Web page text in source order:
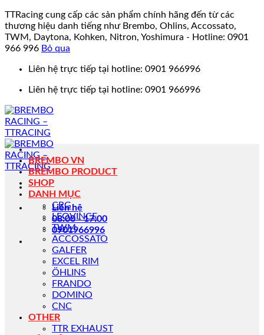
TTRacing cung cấp các sản phẩm chính hãng đến từ các
thương hiệu danh tiếng như Brembo, Ohlins, Accossato,
TWM, Daytona, Kohken, Nitron, Yoshimura - Hotline: 0901
966 996 Bỏ qua
Liên hệ trực tiếp tại hotline: 0901 966996
Liên hệ trực tiếp tại hotline: 0901 966996
Liên hệ
08:00 - 17:00
0901966996
BREMBO VN
BREMBO PRODUCT
SHOP
DANH MỤC
CRG
LEOVINCE
TWM
ACCOSSATO
GALFER
EXCEL RIM
ÖHLINS
FRANDO
DOMINO
CNC
OTHER
TTR EXHAUST